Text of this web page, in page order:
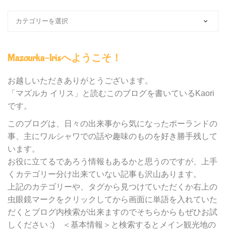
の
テ
ゴ
ー
別
検
索
Mazourka-Irisへようこそ！
お越しいただきありがとうございます。
「マズルカ イリス」と読むこのブログを書いているKaori
です。
このブログは、日々の出来事から気になったポーランドの
事、主にワルシャワでの話や趣味のものを好き勝手残して
います。
お役に立てるであろう情報もあるかと思うのですが、上手
くカテゴリー分け出来ていない記事も沢山あります。
上記のカテゴリーや、タグから見つけていただくか右上の
虫眼鏡マークをクリックしてから画面に単語を入れていた
だくとブログ内検索が出来ますのでそちらからもぜひお試
しください :) ＜基本情報＞と検索するとメイン観光地の